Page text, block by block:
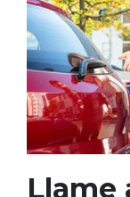
Llame